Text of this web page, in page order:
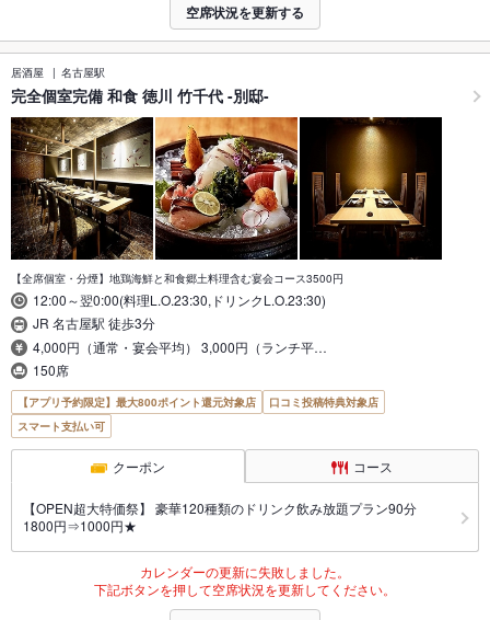
空席状況を更新する
居酒屋 名古屋駅
完全個室完備 和食 徳川 竹千代 -別邸-
【全席個室・分煙】地鶏海鮮と和食郷土料理含む宴会コース3500円
12:00～翌0:00(料理L.O.23:30,ドリンクL.O.23:30)
JR 名古屋駅 徒歩3分
4,000円（通常・宴会平均） 3,000円（ランチ平…
150席
【アプリ予約限定】最大800ポイント還元対象店
口コミ投稿特典対象店
スマート支払い可
クーポン コース
【OPEN超大特価祭】 豪華120種類のドリンク飲み放題プラン90分
1800円⇒1000円★
カレンダーの更新に失敗しました。
下記ボタンを押して空席状況を更新してください。